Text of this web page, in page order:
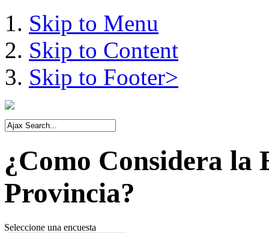
Skip to Menu
Skip to Content
Skip to Footer>
¿Como Considera la
Provincia?
Seleccione una encuesta